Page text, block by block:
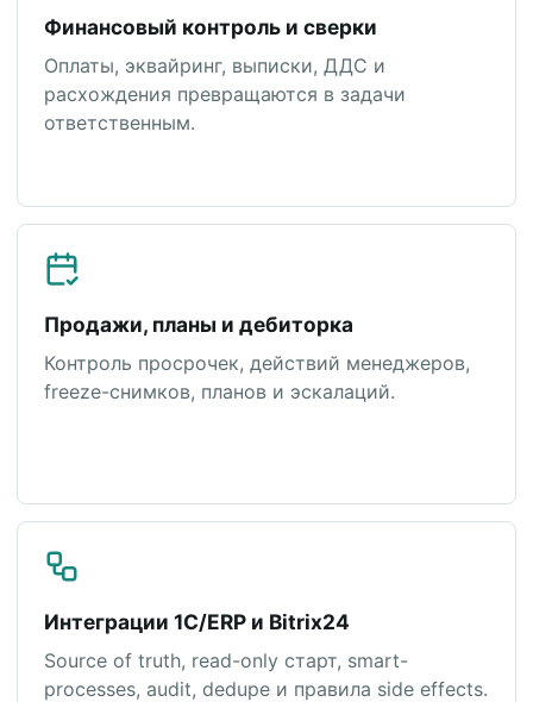
Финансовый контроль и сверки
Оплаты, эквайринг, выписки, ДДС и
расхождения превращаются в задачи
ответственным.
Продажи, планы и дебиторка
Контроль просрочек, действий менеджеров,
freeze-снимков, планов и эскалаций.
Интеграции 1С/ERP и Bitrix24
Source of truth, read-only старт, smart-
processes, audit, dedupe и правила side effects.